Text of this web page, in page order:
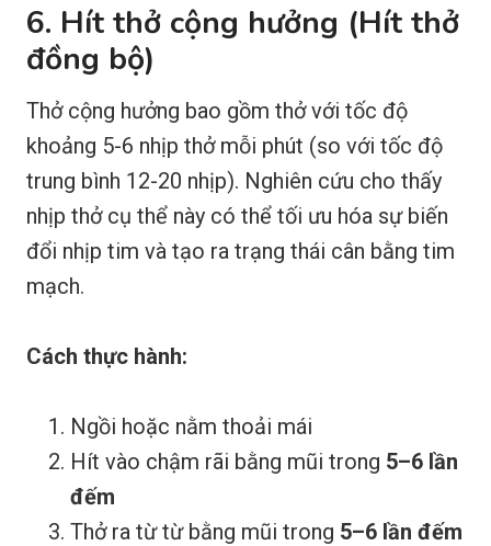
6. Hít thở cộng hưởng (Hít thở
đồng bộ)
Thở cộng hưởng bao gồm thở với tốc độ
khoảng 5-6 nhịp thở mỗi phút (so với tốc độ
trung bình 12-20 nhịp). Nghiên cứu cho thấy
nhịp thở cụ thể này có thể tối ưu hóa sự biến
đổi nhịp tim và tạo ra trạng thái cân bằng tim
mạch.
Cách thực hành:
Ngồi hoặc nằm thoải mái
Hít vào chậm rãi bằng mũi trong 5–6 lần
đếm
Thở ra từ từ bằng mũi trong 5–6 lần đếm